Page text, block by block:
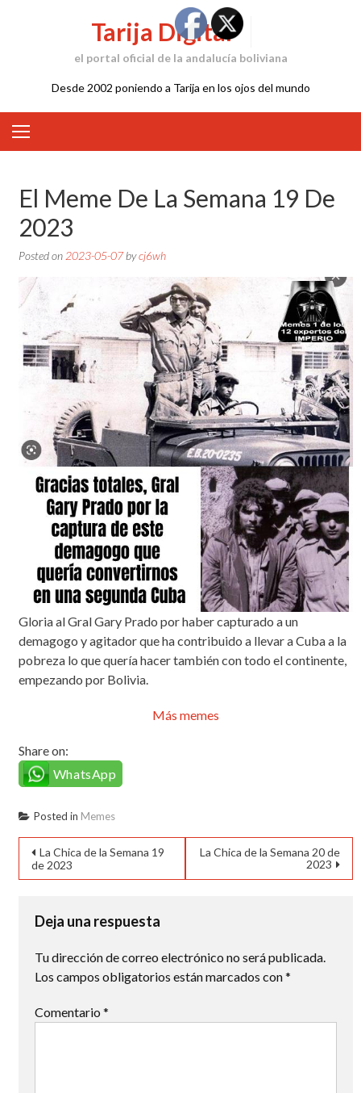
Tarija Digital
el portal oficial de la andalucía boliviana
Desde 2002 poniendo a Tarija en los ojos del mundo
El Meme De La Semana 19 De
2023
Posted on 2023-05-07bycj6wh
Gloria al Gral Gary Prado por haber capturado a un
demagogo y agitador que ha contribuido a llevar a Cuba a la
pobreza lo que quería hacer también con todo el continente,
empezando por Bolivia.
Más memes
Share on:
WhatsApp
Posted in Memes
Navegación
de
entradas
La Chica de la Semana 19
de 2023
La Chica de la Semana 20 de
2023
Deja una respuesta
Tu dirección de correo electrónico no será publicada.
Los campos obligatorios están marcados con*
Comentario *